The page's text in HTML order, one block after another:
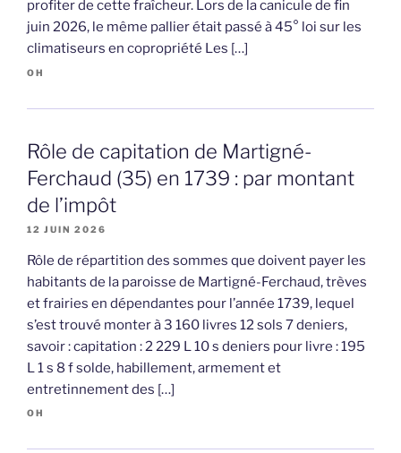
profiter de cette fraîcheur. Lors de la canicule de fin
juin 2026, le même pallier était passé à 45° loi sur les
climatiseurs en copropriété Les […]
OH
Rôle de capitation de Martigné-
Ferchaud (35) en 1739 : par montant
de l’impôt
12 JUIN 2026
Rôle de répartition des sommes que doivent payer les
habitants de la paroisse de Martigné-Ferchaud, trèves
et frairies en dépendantes pour l’année 1739, lequel
s’est trouvé monter à 3 160 livres 12 sols 7 deniers,
savoir : capitation : 2 229 L 10 s deniers pour livre : 195
L 1 s 8 f solde, habillement, armement et
entretinnement des […]
OH